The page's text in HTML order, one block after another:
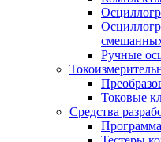
Ручные
Токовые
Средства